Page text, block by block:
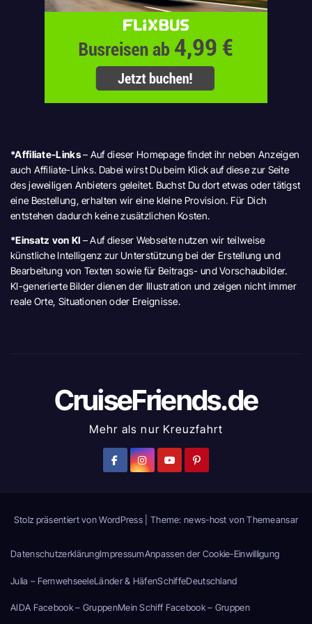
*Affiliate-Links– Auf dieser Homepage findet ihr neben Anzeigen
auch Affiliate-Links. Dabei wirst Du beim Klick auf diese zur Seite
des jeweiligen Anbieters geleitet. Buchst Du dort etwas oder tätigst
eine Bestellung, erhalten wir eine kleine Provision. Für Dich
entstehen dadurch keine zusätzlichen Kosten.
*Einsatz von KI – Auf dieser Webseite nutzen wir teilweise
künstliche Intelligenz zur Unterstützung bei der Erstellung und
Bearbeitung von Texten sowie für Beitrags- und Vorschaubilder.
KI-generierte Bilder dienen der Illustration und zeigen nicht immer
reale Orte, Situationen oder Ereignisse.
CruiseFriends.de
Mehr als nur Kreuzfahrt
Stolz präsentiert von WordPress Theme: news-host vonThemeansar
DatenschutzerklärungImpressumAnpassen der Cookie-Einwilligung
Julia – FernwehseeleLänder & HäfenSchiffeDeutschland
AIDA Facebook – GruppenMein Schiff Facebook – Gruppen